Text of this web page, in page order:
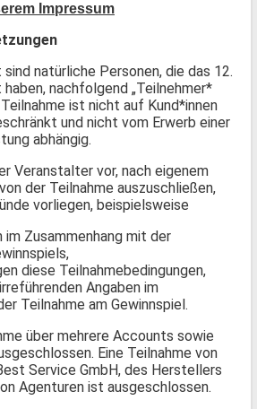
Impressum
natürliche Personen, die das 12.
nachfolgend „Teilnehmer*
ist nicht auf Kund*innen
und nicht vom Erwerb einer
abhängig.
Veranstalter vor, nach eigenem
der Teilnahme auszuschließen,
vorliegen, beispielsweise
im Zusammenhang mit der
diese Teilnahmebedingungen,
Angaben im
Teilnahme am Gewinnspiel.
über mehrere Accounts sowie
Eine Teilnahme von
Service GmbH, des Herstellers
Agenturen ist ausgeschlossen.